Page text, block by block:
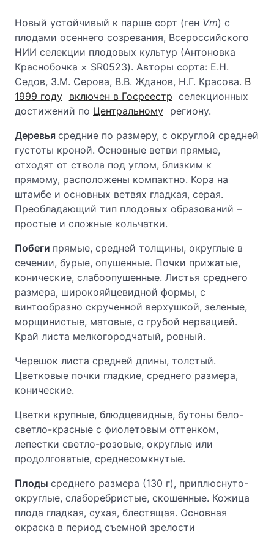
Новый устойчивый к парше сорт (ген Vm) с
плодами осеннего созревания, Всероссийского
НИИ селекции плодовых культур (Антоновка
Краснобочка × SR0523). Авторы сорта: Е.Н.
Седов, З.М. Серова, В.В. Жданов, Н.Г. Красова. В
1999 году включен в Госреестр селекционных
достижений по Центральному региону.
Деревья средние по размеру, с округлой средней
густоты кроной. Основные ветви прямые,
отходят от ствола под углом, близким к
прямому, расположены компактно. Кора на
штамбе и основных ветвях гладкая, серая.
Преобладающий тип плодовых образований –
простые и сложные кольчатки.
Побеги прямые, средней толщины, округлые в
сечении, бурые, опушенные. Почки прижатые,
конические, слабоопушенные. Листья среднего
размера, широкояйцевидной формы, с
винтообразно скрученной верхушкой, зеленые,
морщинистые, матовые, с грубой нервацией.
Край листа мелкогородчатый, ровный.
Черешок листа средней длины, толстый.
Цветковые почки гладкие, среднего размера,
конические.
Цветки крупные, блюдцевидные, бутоны бело-
светло-красные с фиолетовым оттенком,
лепестки светло-розовые, округлые или
продолговатые, среднесомкнутые.
Плоды среднего размера (130 г), приплюснуто-
округлые, слаборебристые, скошенные. Кожица
плода гладкая, сухая, блестящая. Основная
окраска в период съемной зрелости